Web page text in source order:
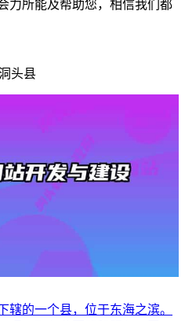
力所能及帮助您，相信我们都
头县
辖的一个县，位于东海之滨。